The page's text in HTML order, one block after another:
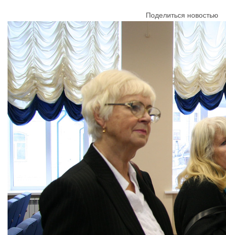
Поделиться новостью